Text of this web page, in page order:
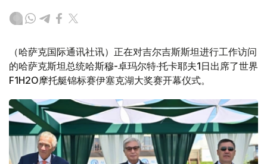
（哈萨克国际通讯社讯）正在对吉尔吉斯斯坦进行工作访问
的哈萨克斯坦总统哈斯穆-卓玛尔特·托卡耶夫1日出席了世界
F1H2O摩托艇锦标赛伊塞克湖大奖赛开幕仪式。